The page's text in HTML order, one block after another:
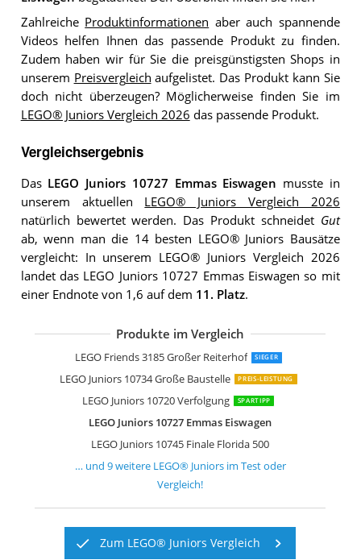
Zahlreiche Produktinformationen aber auch spannende
Videos helfen Ihnen das passende Produkt zu finden.
Zudem haben wir für Sie die preisgünstigsten Shops in
unserem Preisvergleich aufgelistet. Das Produkt kann Sie
doch nicht überzeugen? Möglicherweise finden Sie im
LEGO® Juniors Vergleich 2026 das passende Produkt.
Vergleichsergebnis
Das LEGO Juniors 10727 Emmas Eiswagen musste in
unserem aktuellen LEGO® Juniors Vergleich 2026
natürlich bewertet werden. Das Produkt schneidet Gut
ab, wenn man die 14 besten LEGO® Juniors Bausätze
vergleicht: In unserem LEGO® Juniors Vergleich 2026
landet das LEGO Juniors 10727 Emmas Eiswagen so mit
einer Endnote von 1,6 auf dem 11. Platz.
Produkte im Vergleich
LEGO Friends 3185 Großer Reiterhof SIEGER
LEGO Juniors 10734 Große Baustelle PREIS-LEISTUNG
LEGO Juniors 10720 Verfolgung SPARTIPP
LEGO Juniors 10727 Emmas Eiswagen
LEGO Juniors 10745 Finale Florida 500
LEGO Juniors 10728 Mias Tierklinik
LEGO Juniors 10683 Straßenbau-
LEGO Juniors 10680 Müllabfuhr
LEGO Juniors 10735 Polizei auf
LEGO Juniors 10729 Cinderellas
LEGO Juniors 10686 Einfamilienhaus
Lego Juniors 10746 Mias Pferdestall
… und 9weitere LEGO® Juniorsim Test oder
Vergleich!
Zum LEGO® Juniors Vergleich